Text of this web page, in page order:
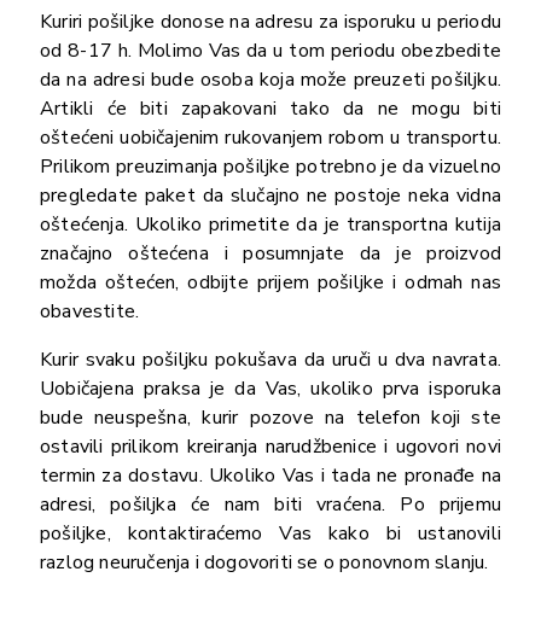
Kuriri pošiljke donose na adresu za isporuku u periodu
od 8-17 h. Molimo Vas da u tom periodu obezbedite
da na adresi bude osoba koja može preuzeti pošiljku.
Artikli će biti zapakovani tako da ne mogu biti
oštećeni uobičajenim rukovanjem robom u transportu.
Prilikom preuzimanja pošiljke potrebno je da vizuelno
pregledate paket da slučajno ne postoje neka vidna
oštećenja. Ukoliko primetite da je transportna kutija
značajno oštećena i posumnjate da je proizvod
možda oštećen, odbijte prijem pošiljke i odmah nas
obavestite.
Kurir svaku pošiljku pokušava da uruči u dva navrata.
Uobičajena praksa je da Vas, ukoliko prva isporuka
bude neuspešna, kurir pozove na telefon koji ste
ostavili prilikom kreiranja narudžbenice i ugovori novi
termin za dostavu. Ukoliko Vas i tada ne pronađe na
adresi, pošiljka će nam biti vraćena. Po prijemu
pošiljke, kontaktiraćemo Vas kako bi ustanovili
razlog neuručenja i dogovoriti se o ponovnom slanju.